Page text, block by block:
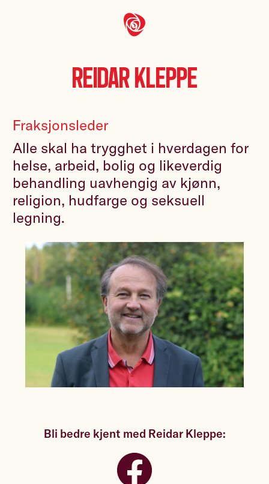
Reidar Kleppe
Fraksjonsleder
Alle skal ha trygghet i hverdagen for
helse, arbeid, bolig og likeverdig
behandling uavhengig av kjønn,
religion, hudfarge og seksuell
legning.
Bli bedre kjent med Reidar Kleppe: